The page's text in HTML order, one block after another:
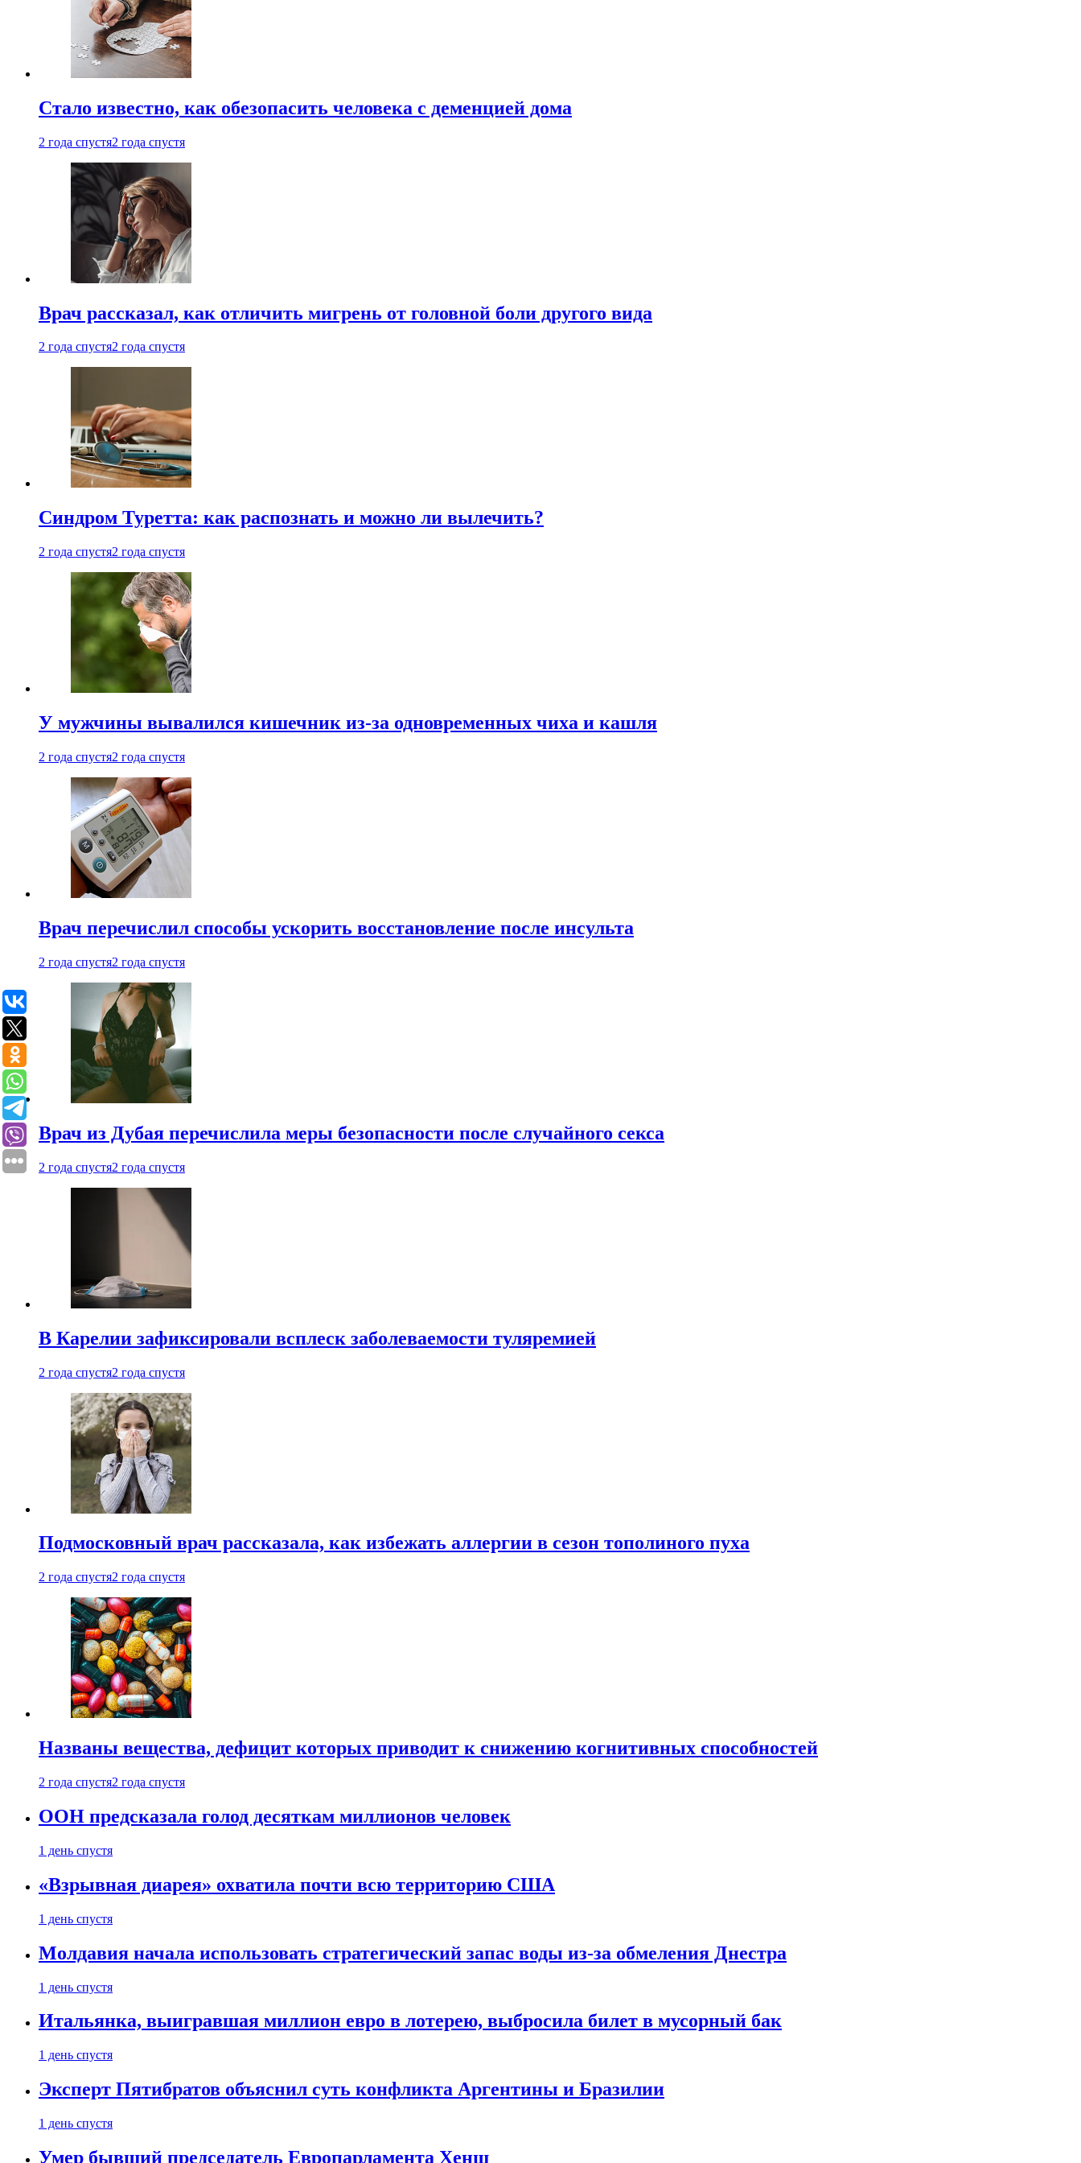
Стало известно, как обезопасить человека с деменцией дома
2 года спустя2 года спустя
Врач рассказал, как отличить мигрень от головной боли другого вида
2 года спустя2 года спустя
Синдром Туретта: как распознать и можно ли вылечить?
2 года спустя2 года спустя
У мужчины вывалился кишечник из-за одновременных чиха и кашля
2 года спустя2 года спустя
Врач перечислил способы ускорить восстановление после инсульта
2 года спустя2 года спустя
Врач из Дубая перечислила меры безопасности после случайного секса
2 года спустя2 года спустя
В Карелии зафиксировали всплеск заболеваемости туляремией
2 года спустя2 года спустя
Подмосковный врач рассказала, как избежать аллергии в сезон тополиного пуха
2 года спустя2 года спустя
Названы вещества, дефицит которых приводит к снижению когнитивных способностей
2 года спустя2 года спустя
ООН предсказала голод десяткам миллионов человек
1 день спустя
«Взрывная диарея» охватила почти всю территорию США
1 день спустя
Молдавия начала использовать стратегический запас воды из-за обмеления Днестра
1 день спустя
Итальянка, выигравшая миллион евро в лотерею, выбросила билет в мусорный бак
1 день спустя
Эксперт Пятибратов объяснил суть конфликта Аргентины и Бразилии
1 день спустя
Умер бывший председатель Европарламента Хенш